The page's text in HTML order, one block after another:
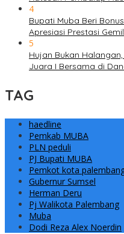
4
Bupati Muba Beri
Apresiasi Prestasi
5
Hujan Bukan
Juara I Bersama di
TAG
haedline
Pemkab MUBA
PLN peduli
PJ Bupati MUBA
Pemkot kota
Gubernur Sumsel
Herman Deru
Pj Walikota Palembang
Muba
Dodi Reza Alex Noerdin